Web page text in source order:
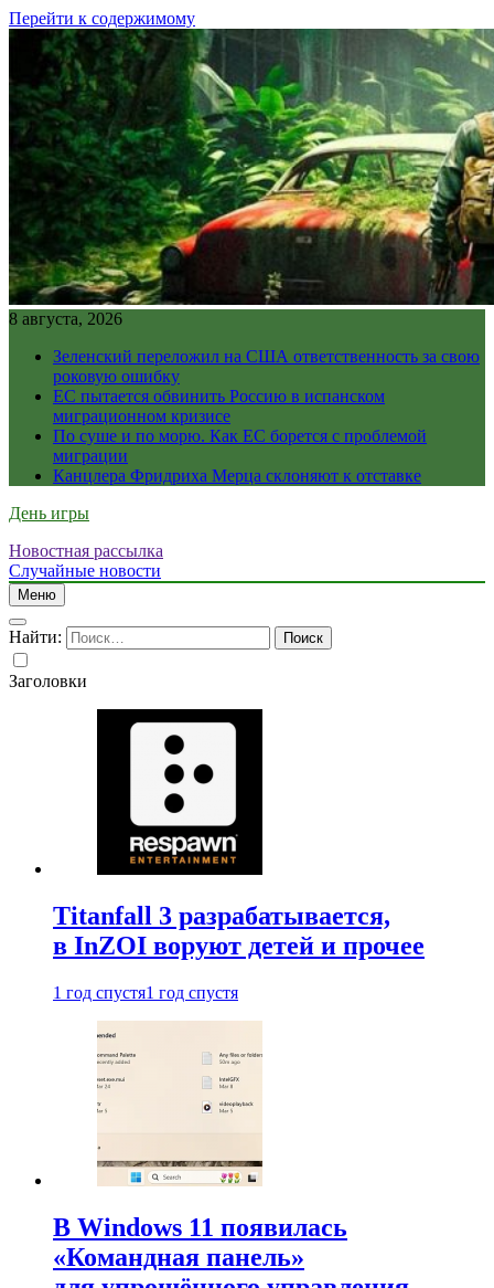
Перейти к содержимому
8 августа, 2026
Зеленский переложил на США ответственность за свою
роковую ошибку
ЕС пытается обвинить Россию в испанском
миграционном кризисе
По суше и по морю. Как ЕС борется с проблемой
миграции
Канцлера Фридриха Мерца склоняют к отставке
День игры
Новостная рассылка
Случайные новости
Меню
Найти:
Заголовки
Titanfall 3 разрабатывается,
в InZOI воруют детей и прочее
1 год спустя1 год спустя
В Windows 11 появилась
«Командная панель»